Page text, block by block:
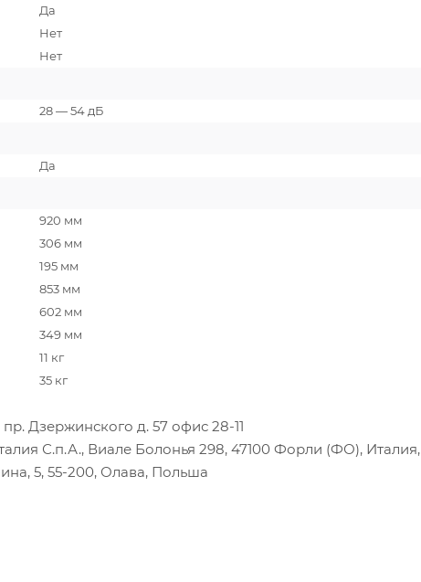
Да
Нет
Нет
28 — 54 дБ
Да
920 мм
306 мм
195 мм
853 мм
602 мм
349 мм
11 кг
35 кг
Дзержинского д. 57 офис 28-11
С.п.А., Виале Болонья 298, 47100 Форли (ФО), Италия,
5, 55-200, Олава, Польша